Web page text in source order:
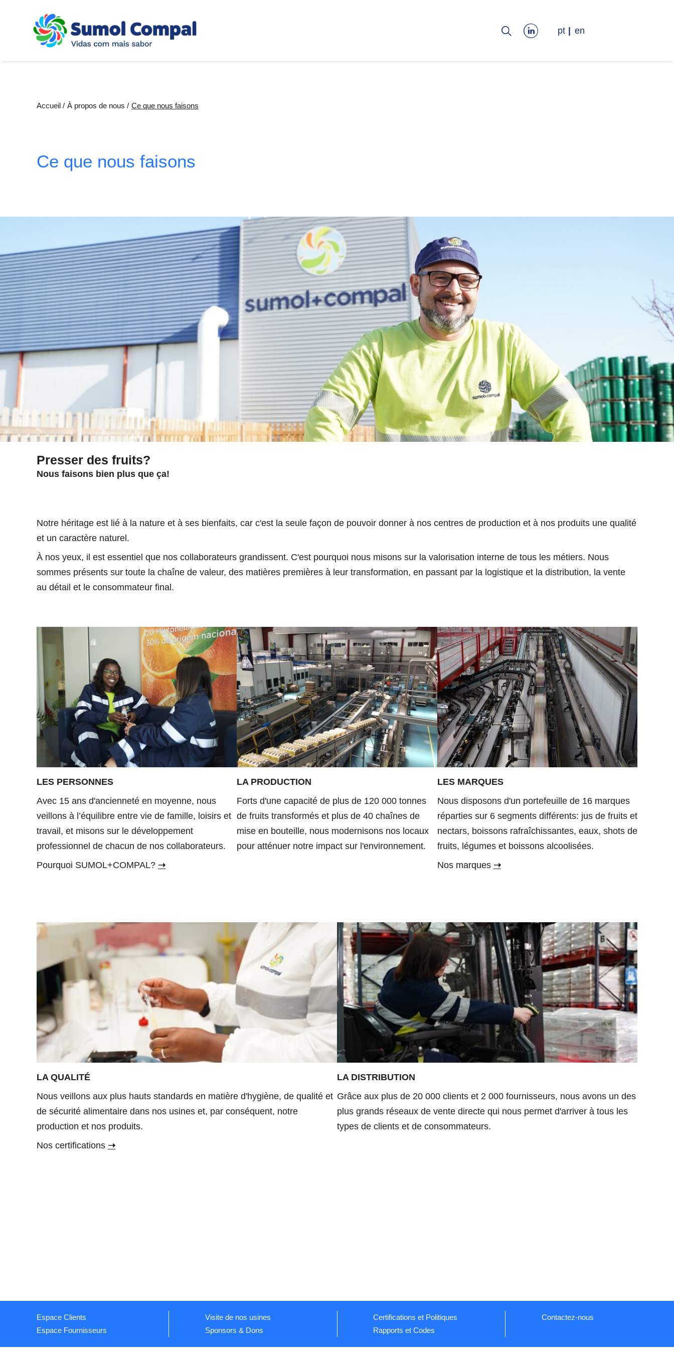
pt en
Accueil À propos de nous Ce que nous faisons
Ce que nous faisons
Presser des fruits?
Nous faisons bien plus que ça!
Notre héritage est lié à la nature et à ses bienfaits, car c'est la seule façon de pouvoir donner à nos centres de production et à nos produits une qualité
et un caractère naturel.
À nos yeux, il est essentiel que nos collaborateurs grandissent. C'est pourquoi nous misons sur la valorisation interne de tous les métiers. Nous
sommes présents sur toute la chaîne de valeur, des matières premières à leur transformation, en passant par la logistique et la distribution, la vente
au détail et le consommateur final.
LES PERSONNES
Avec 15 ans d'ancienneté en moyenne, nous
veillons à l’équilibre entre vie de famille, loisirs et
travail, et misons sur le développement
professionnel de chacun de nos collaborateurs.
Pourquoi SUMOL+COMPAL? ➝
LA PRODUCTION
Forts d'une capacité de plus de 120 000 tonnes
de fruits transformés et plus de 40 chaînes de
mise en bouteille, nous modernisons nos locaux
pour atténuer notre impact sur l'environnement.
LES MARQUES
Nous disposons d'un portefeuille de 16 marques
réparties sur 6 segments différents: jus de fruits et
nectars, boissons rafraîchissantes, eaux, shots de
fruits, légumes et boissons alcoolisées.
Nos marques ➝
LA QUALITÉ
Nous veillons aux plus hauts standards en matière d'hygiène, de qualité et
de sécurité alimentaire dans nos usines et, par conséquent, notre
production et nos produits.
Nos certifications ➝
LA DISTRIBUTION
Grâce aux plus de 20 000 clients et 2 000 fournisseurs, nous avons un des
plus grands réseaux de vente directe qui nous permet d'arriver à tous les
types de clients et de consommateurs.
Espace Clients
Espace Fournisseurs
Visite de nos usines
Sponsors & Dons
Certifications et Politiques
Rapports et Codes
Contactez-nous